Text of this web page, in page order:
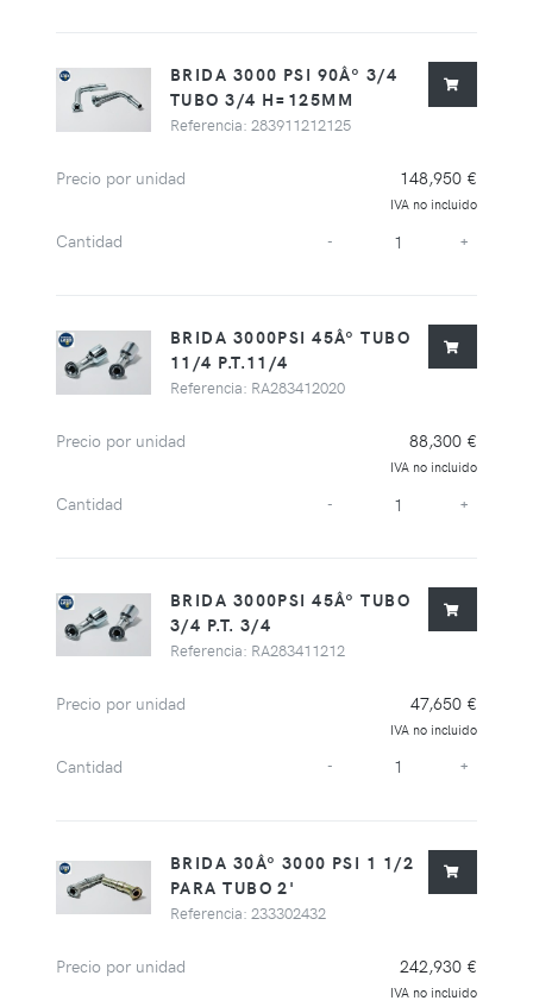
BRIDA 3000 PSI 90Âº 3/4
TUBO 3/4 H=125MM
Referencia: 283911212125
Precio por unidad 148,950 €
IVA no incluido
Cantidad - +
BRIDA 3000PSI 45Âº TUBO
11/4 P.T.11/4
Referencia: RA283412020
Precio por unidad 88,300 €
IVA no incluido
Cantidad - +
BRIDA 3000PSI 45Âº TUBO
3/4 P.T. 3/4
Referencia: RA283411212
Precio por unidad 47,650 €
IVA no incluido
Cantidad - +
BRIDA 30Âº 3000 PSI 1 1/2
PARA TUBO 2'
Referencia: 233302432
Precio por unidad 242,930 €
IVA no incluido